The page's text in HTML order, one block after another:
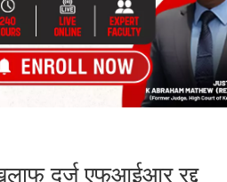
दर्ज एफआईआर रद्द